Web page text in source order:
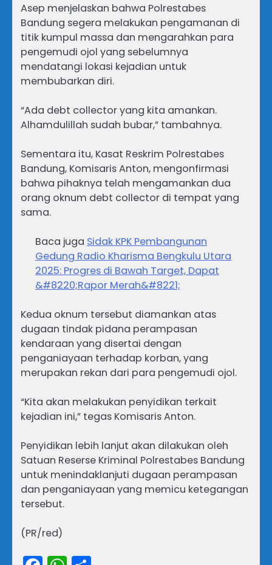
Asep menjelaskan bahwa Polrestabes
Bandung segera melakukan pengamanan di
titik kumpul massa dan mengarahkan para
pengemudi ojol yang sebelumnya
mendatangi lokasi kejadian untuk
membubarkan diri.
“Ada debt collector yang kita amankan.
Alhamdulillah sudah bubar,” tambahnya.
Sementara itu, Kasat Reskrim Polrestabes
Bandung, Komisaris Anton, mengonfirmasi
bahwa pihaknya telah mengamankan dua
orang oknum debt collector di tempat yang
sama.
Baca juga Sidak KPK Pembangunan
Gedung Radio Kharisma Bengkulu Utara
2025: Progres di Bawah Target, Dapat
&#8220;Rapor Merah&#8221;
Kedua oknum tersebut diamankan atas
dugaan tindak pidana perampasan
kendaraan yang disertai dengan
penganiayaan terhadap korban, yang
merupakan rekan dari para pengemudi ojol.
“Kita akan melakukan penyidikan terkait
kejadian ini,” tegas Komisaris Anton.
Penyidikan lebih lanjut akan dilakukan oleh
Satuan Reserse Kriminal Polrestabes Bandung
untuk menindaklanjuti dugaan perampasan
dan penganiayaan yang memicu ketegangan
tersebut.
(PR/red)